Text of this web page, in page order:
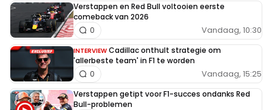
Verstappen en Red Bull voltooien eerste
comeback van 2026
Vandaag, 10:30
0
INTERVIEW Cadillac onthult strategie om
'allerbeste team' in F1 te worden
Vandaag, 15:25
0
Verstappen getipt voor F1-succes ondanks Red
Bull-problemen